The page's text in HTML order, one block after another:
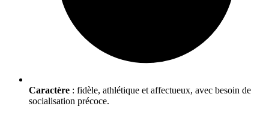
Caractère : fidèle, athlétique et affectueux, avec besoin de
socialisation précoce.